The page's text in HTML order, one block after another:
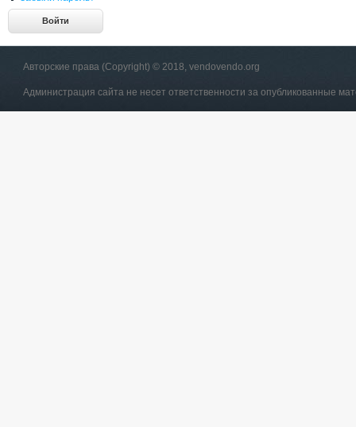
Авторские права (Copyright) © 2018, vendovendo.org
Администрация сайта не несет ответственности за опубликованные